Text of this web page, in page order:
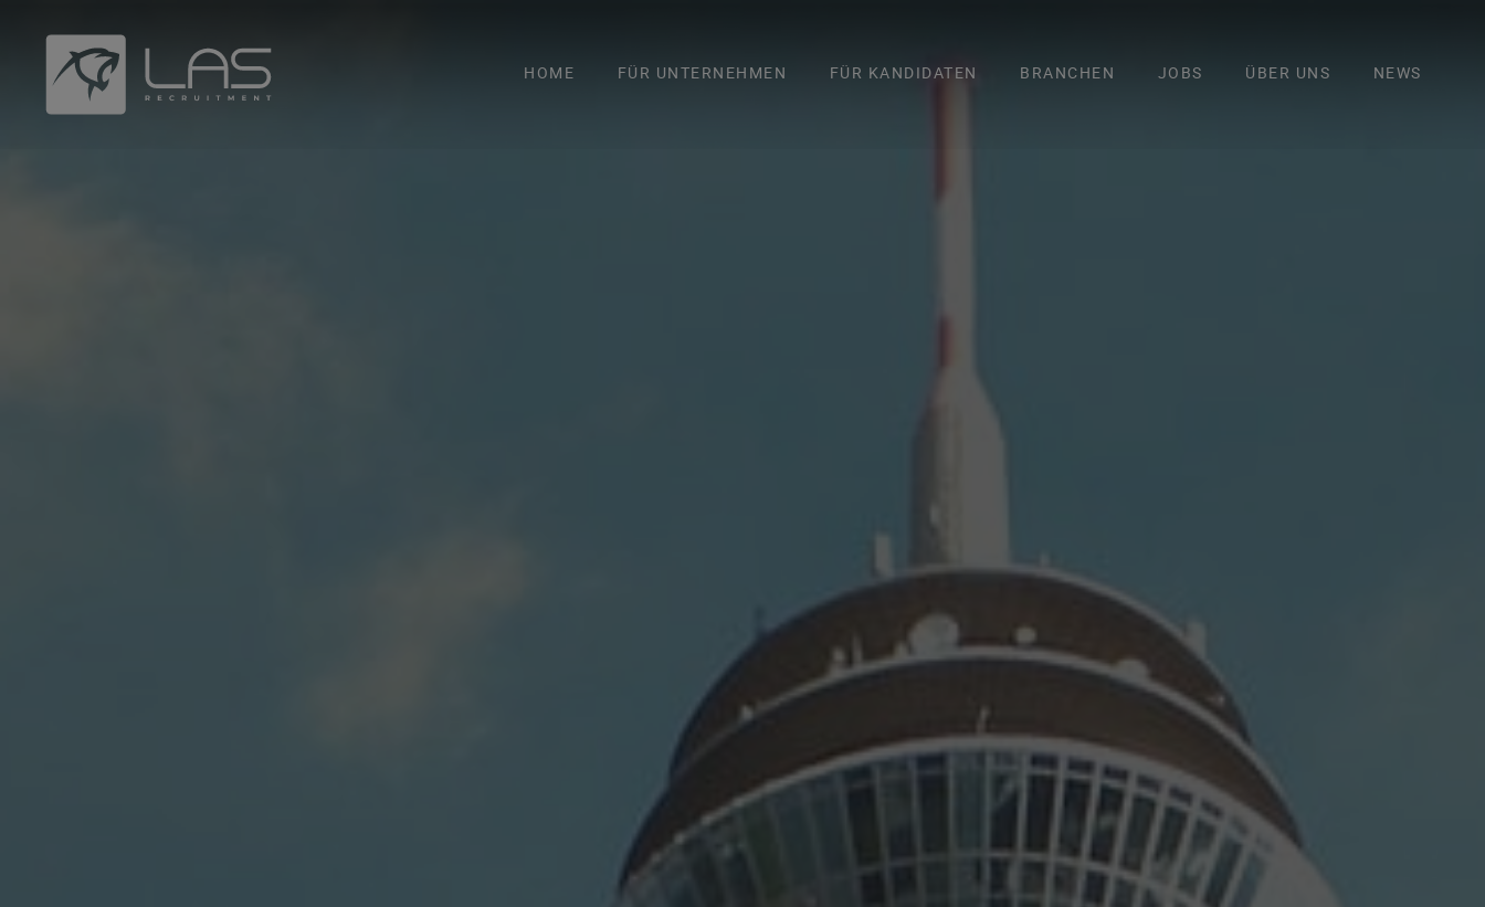
HOME FÜR UNTERNEHMEN FÜR KANDIDATEN BRANCHEN JOBS ÜBER UNS NEWS